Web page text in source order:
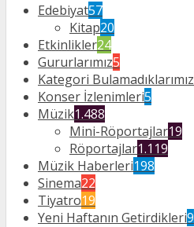
Edebiyat57
Kitap20
Etkinlikler24
Gururlarımız5
Kategori Bulamadıklarımız
Konser İzlenimleri5
Müzik1.488
Mini-Röportajlar19
Röportajlar1.119
Müzik Haberleri198
Sinema22
Tiyatro19
Yeni Haftanın Getirdikleri9